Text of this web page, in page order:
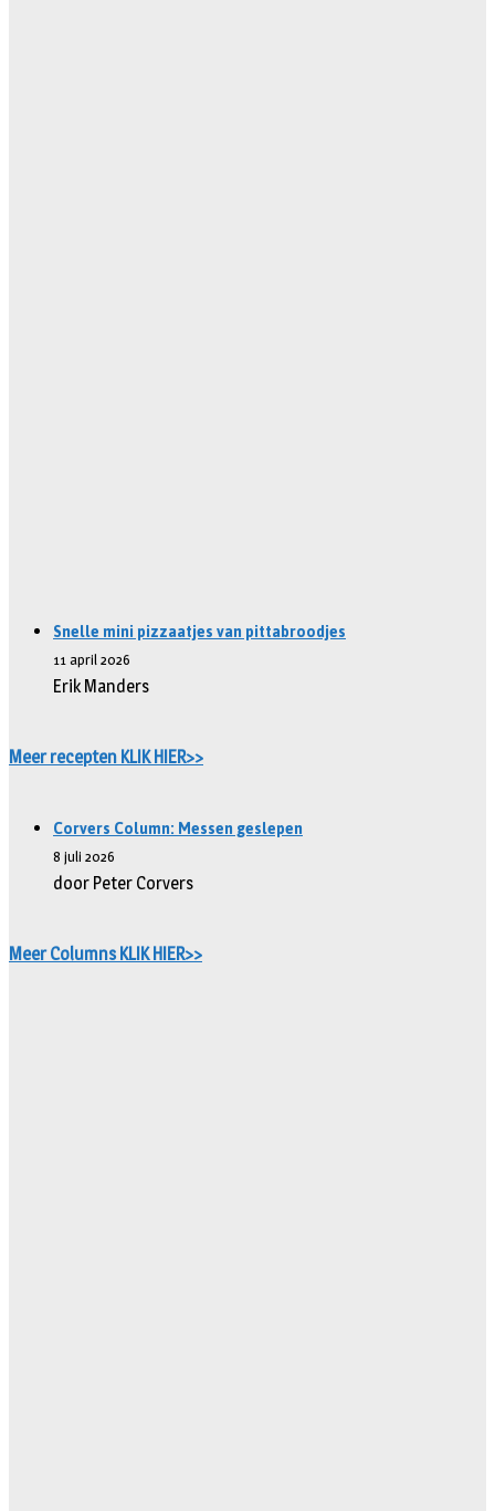
Snelle mini pizzaatjes van pittabroodjes
11 april 2026
Erik Manders
Meer recepten KLIK HIER>>
Corvers Column: Messen geslepen
8 juli 2026
door Peter Corvers
Meer Columns KLIK HIER>>